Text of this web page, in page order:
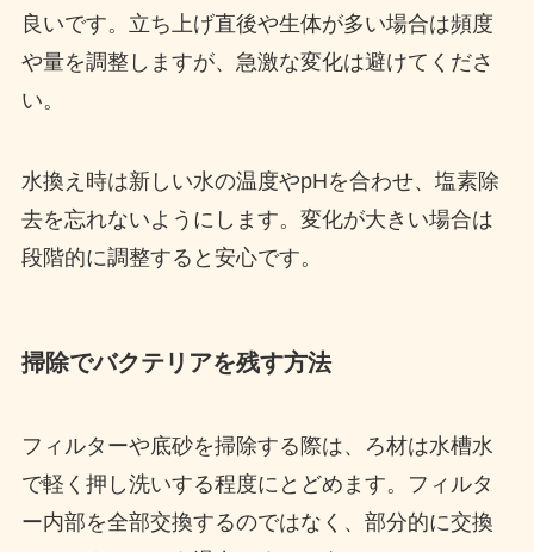
良いです。立ち上げ直後や生体が多い場合は頻度
や量を調整しますが、急激な変化は避けてくださ
い。
水換え時は新しい水の温度やpHを合わせ、塩素除
去を忘れないようにします。変化が大きい場合は
段階的に調整すると安心です。
掃除でバクテリアを残す方法
フィルターや底砂を掃除する際は、ろ材は水槽水
で軽く押し洗いする程度にとどめます。フィルタ
ー内部を全部交換するのではなく、部分的に交換